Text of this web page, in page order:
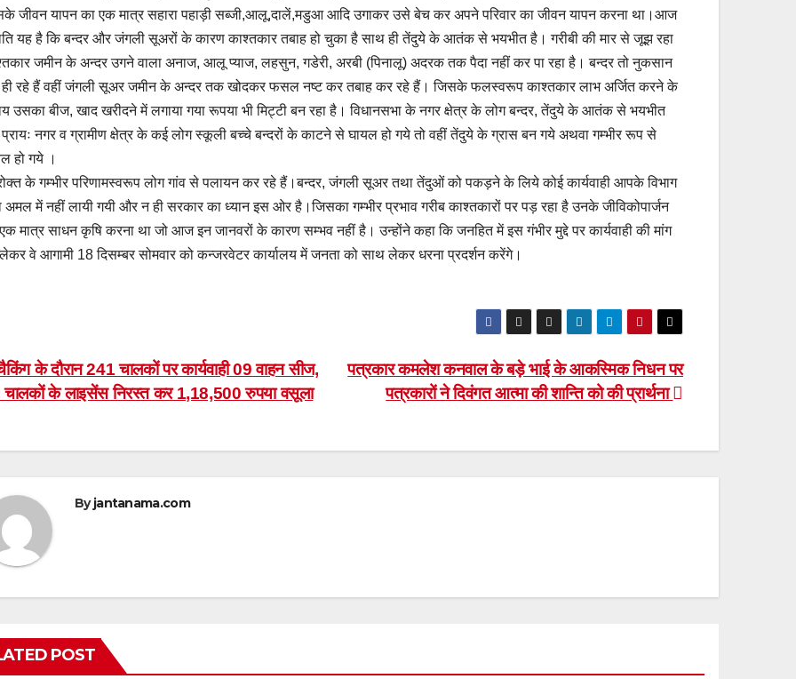
जीवन यापन का एक मात्र सहारा पहाड़ी सब्जी,आलू,दालें,मडुआ आदि उगाकर उसे बेच कर अपने परिवार का जीवन यापन करना था।आज
यह है कि बन्दर और जंगली सूअरों के कारण काश्तकार तबाह हो चुका है साथ ही तेंदुये के आतंक से भयभीत है। गरीबी की मार से जूझ रहा
जमीन के अन्दर उगने वाला अनाज, आलू प्याज, लहसुन, गडेरी, अरबी (पिनालू) अदरक तक पैदा नहीं कर पा रहा है। बन्दर तो नुकसान
रहे हैं वहीं जंगली सूअर जमीन के अन्दर तक खोदकर फसल नष्ट कर तबाह कर रहे हैं। जिसके फलस्वरूप काश्तकार लाभ अर्जित करने के
उसका बीज, खाद खरीदने में लगाया गया रूपया भी मिट्टी बन रहा है। विधानसभा के नगर क्षेत्र के लोग बन्दर, तेंदुये के आतंक से भयभीत
नगर व ग्रामीण क्षेत्र के कई लोग स्कूली बच्चे बन्दरों के काटने से घायल हो गये तो वहीं तेंदुये के ग्रास बन गये अथवा गम्भीर रूप से
हो गये ।
के गम्भीर परिणामस्वरूप लोग गांव से पलायन कर रहे हैं।बन्दर, जंगली सूअर तथा तेंदुओं को पकड़ने के लिये कोई कार्यवाही आपके विभाग
अमल में नहीं लायी गयी और न ही सरकार का ध्यान इस ओर है।जिसका गम्भीर प्रभाव गरीब काश्तकारों पर पड़ रहा है उनके जीविकोपार्जन
मात्र साधन कृषि करना था जो आज इन जानवरों के कारण सम्भव नहीं है। उन्होंने कहा कि जनहित में इस गंभीर मुद्दे पर कार्यवाही की मांग
वे आगामी 18 दिसम्बर सोमवार को कन्जरवेटर कार्यालय में जनता को साथ लेकर धरना प्रदर्शन करेंगे।
पत्रकार कमलेश कनवाल के बड़े भाई के आकस्मिक निधन पर
पत्रकारों ने दिवंगत आत्मा की शान्ति को की प्रार्थना
के दौरान 241 चालकों पर कार्यवाही 09 वाहन सीज,
चालकों के लाइसेंस निरस्त कर 1,18,500 रुपया वसूला
Byjantanama.com
POST